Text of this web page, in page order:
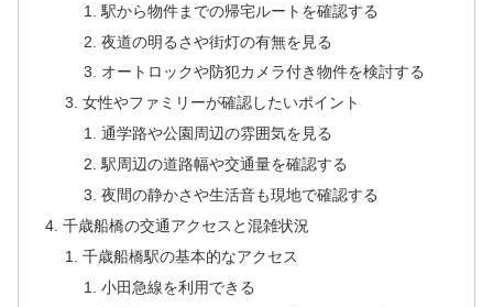
駅から物件までの帰宅ルートを確認する
夜道の明るさや街灯の有無を見る
オートロックや防犯カメラ付き物件を検討する
女性やファミリーが確認したいポイント
通学路や公園周辺の雰囲気を見る
駅周辺の道路幅や交通量を確認する
夜間の静かさや生活音も現地で確認する
千歳船橋の交通アクセスと混雑状況
千歳船橋駅の基本的なアクセス
小田急線を利用できる